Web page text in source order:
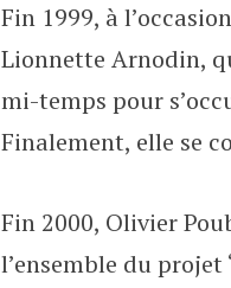
Fin 1999, à
Lionnette Arnodin,
mi-temps pour
Finalement, elle se
Fin 2000, Olivier
l’ensemble du